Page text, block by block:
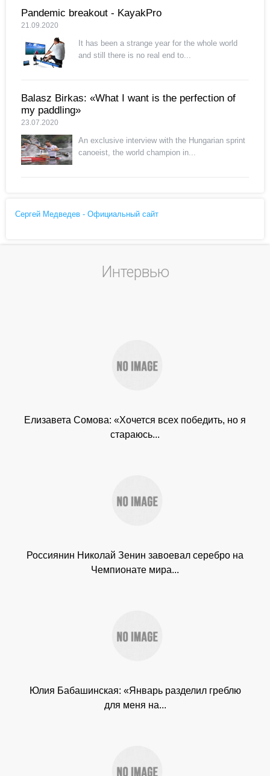
Pandemic breakout - KayakPro
21.09.2020
It has been a strange year for the whole world
and still there is no real end to...
Balasz Birkas: «What I want is the perfection of
my paddling»
23.07.2020
An exclusive interview with the Hungarian sprint
canoeist, the world champion in...
Сергей Медведев - Официальный сайт
Интервью
Елизавета Сомова: «Хочется всех победить, но я
стараюсь...
Россиянин Николай Зенин завоевал серебро на
Чемпионате мира...
Юлия Бабашинская: «Январь разделил греблю
для меня на...